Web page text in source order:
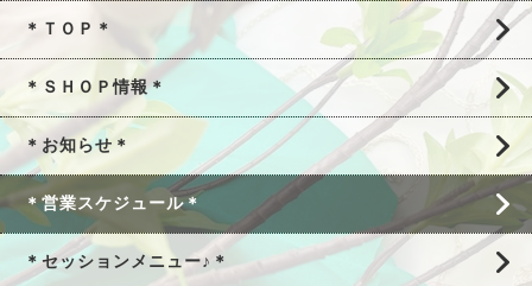
＊ＴＯＰ＊
＊ＳＨＯＰ情報＊
＊お知らせ＊
＊営業スケジュール＊
＊セッションメニュー♪＊